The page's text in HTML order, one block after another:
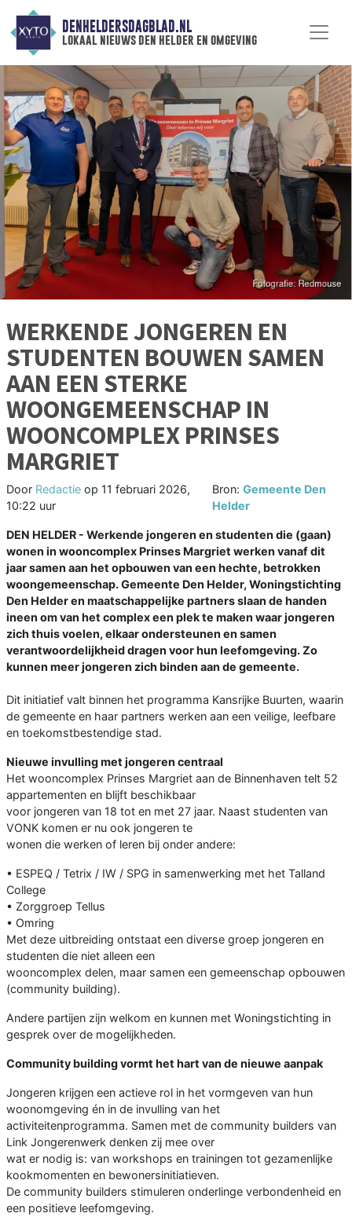
DENHELDERSDAGBLAD.NL
lokaal nieuws den helder en omgeving
WERKENDE JONGEREN EN
STUDENTEN BOUWEN SAMEN
AAN EEN STERKE
WOONGEMEENSCHAP IN
WOONCOMPLEX PRINSES
MARGRIET
Door Redactie op 11 februari 2026,
10:22 uur
Bron: Gemeente Den
Helder
DEN HELDER - Werkende jongeren en studenten die (gaan)
wonen in wooncomplex Prinses Margriet werken vanaf dit
jaar samen aan het opbouwen van een hechte, betrokken
woongemeenschap. Gemeente Den Helder, Woningstichting
Den Helder en maatschappelijke partners slaan de handen
ineen om van het complex een plek te maken waar jongeren
zich thuis voelen, elkaar ondersteunen en samen
verantwoordelijkheid dragen voor hun leefomgeving. Zo
kunnen meer jongeren zich binden aan de gemeente.
Dit initiatief valt binnen het programma Kansrijke Buurten, waarin
de gemeente en haar partners werken aan een veilige, leefbare
en toekomstbestendige stad.
Nieuwe invulling met jongeren centraal
Het wooncomplex Prinses Margriet aan de Binnenhaven telt 52
appartementen en blijft beschikbaar
voor jongeren van 18 tot en met 27 jaar. Naast studenten van
VONK komen er nu ook jongeren te
wonen die werken of leren bij onder andere:
• ESPEQ / Tetrix / IW / SPG in samenwerking met het Talland
College
• Zorggroep Tellus
• Omring
Met deze uitbreiding ontstaat een diverse groep jongeren en
studenten die niet alleen een
wooncomplex delen, maar samen een gemeenschap opbouwen
(community building).
Andere partijen zijn welkom en kunnen met Woningstichting in
gesprek over de mogelijkheden.
Community building vormt het hart van de nieuwe aanpak
Jongeren krijgen een actieve rol in het vormgeven van hun
woonomgeving én in de invulling van het
activiteitenprogramma. Samen met de community builders van
Link Jongerenwerk denken zij mee over
wat er nodig is: van workshops en trainingen tot gezamenlijke
kookmomenten en bewonersinitiatieven.
De community builders stimuleren onderlinge verbondenheid en
een positieve leefomgeving.